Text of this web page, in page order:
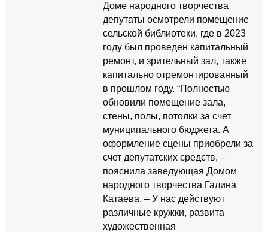
Доме народного творчества
депутаты осмотрели помещение
сельской библиотеки, где в 2023
году был проведен капитальный
ремонт, и зрительный зал, также
капитально отремонтированный
в прошлом году. “Полностью
обновили помещение зала,
стены, полы, потолки за счет
муниципального бюджета. А
оформление сцены приобрели за
счет депутатских средств, –
пояснила заведующая Домом
народного творчества Галина
Катаева. – У нас действуют
различные кружки, развита
художественная